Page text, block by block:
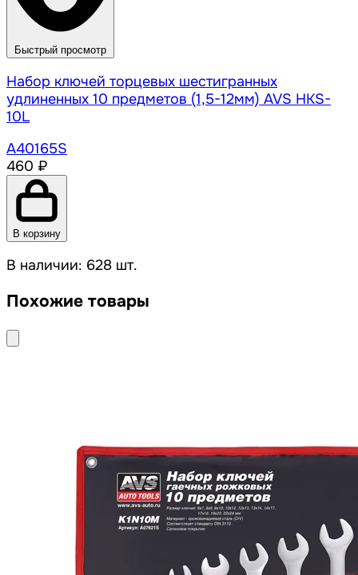
Быстрый просмотр
Набор ключей торцевых шестигранных
удлиненных 10 предметов (1,5-12мм) AVS HKS-
10L
A40165S
460 ₽
В корзину
В наличии: 628 шт.
Похожие товары